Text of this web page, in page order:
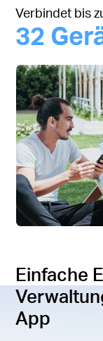
Verbindet bis
32
Einfache
App